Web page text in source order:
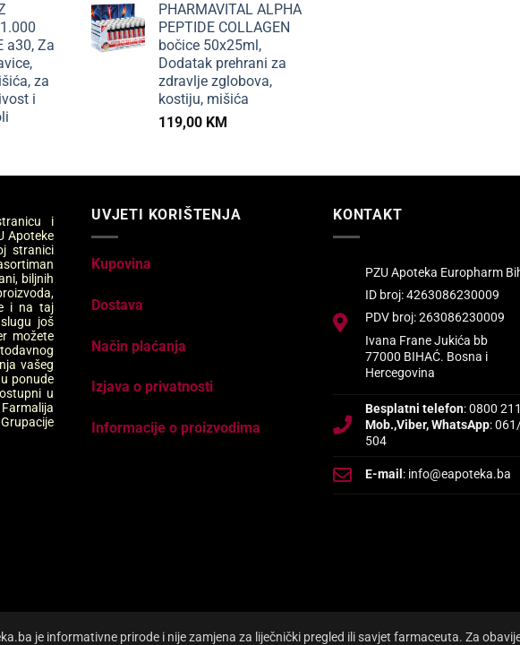
a30, Za
za
i
PHARMAVITAL ALPHA
PEPTIDE COLLAGEN
bočice 50x25ml,
Dodatak prehrani za
zdravlje zglobova,
kostiju, mišića
119,00 KM
i
Apoteke
stranici
biljnih
i na taj
još
možete
vašeg
ponude
u
UVJETI KORIŠTENJA
Kupovina
Dostava
Način plaćanja
Izjava o privatnosti
Informacije o proizvodima
KONTAKT
PZU Apoteka Europharm
ID broj: 4263086230009
PDV broj: 263086230009
Ivana Frane Jukića bb
77000 BIHAĆ. Bosna i
Hercegovina
Besplatni telefon: 0800
Mob.,Viber, WhatsApp:
504
E-mail : info@eapoteka.ba
je informativne prirode i nije zamjena za liječnički pregled ili savjet farmaceuta. Za